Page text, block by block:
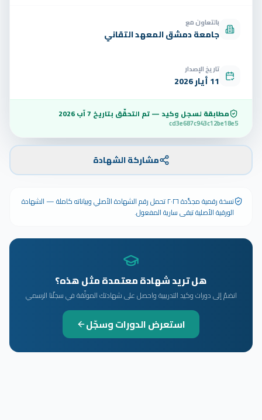
بالتعاون مع
جامعة دمشق المعهد التقاني
تاريخ الإصدار
11 أيار 2026
مطابقة لسجل وكيد — تم التحقّق بتاريخ 7 آب 2026
cd3e687c943c12be18e5
مشاركة الشهادة
نسخة رقمية مجدَّدة ٢٠٢٦ تحمل رقم الشهادة الأصلي وبياناته كاملة — الشهادة
الورقية الأصلية تبقى سارية المفعول.
هل تريد شهادة معتمدة مثل هذه؟
انضمّ إلى دورات وكيد التدريبية واحصل على شهادتك الموثّقة في سجلّنا الرسمي
استعرض الدورات وسجّل